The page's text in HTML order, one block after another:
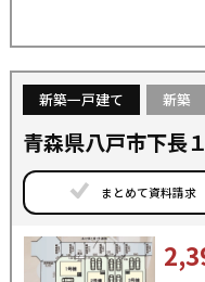
新築一戸建て 新築
青森県八戸市下長
まとめて資料請求